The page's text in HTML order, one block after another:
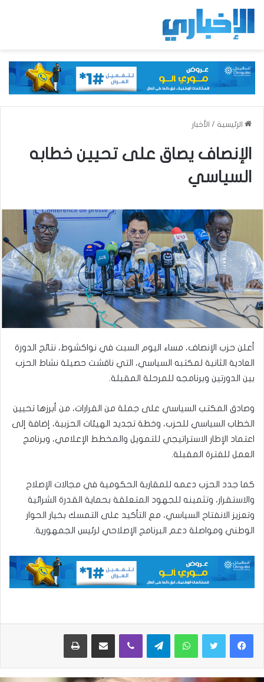
الرئيسية / الأخبار
الإنصاف يصاق على تحيين خطابه
السياسي
أعلن حزب الإنصاف، مساء اليوم السبت في نواكشوط، نتائج الدورة
العادية الثانية لمكتبه السياسي، التي ناقشت حصيلة نشاط الحزب
بين الدورتين وبرنامجه للمرحلة المقبلة.
وصادق المكتب السياسي على جملة من القرارات، من أبرزها تحيين
الخطاب السياسي للحزب، وخطة تجديد الهيئات الحزبية، إضافة إلى
اعتماد الإطار الاستراتيجي للتمويل والمخطط الإعلامي، وبرنامج
العمل للفترة المقبلة.
كما جدد الحزب دعمه للمقاربة الحكومية في مجالات الإصلاح
والاستقرار، وتثمينه للجهود المتعلقة بحماية القدرة الشرائية
وتعزيز الانفتاح السياسي، مع التأكيد على التمسك بخيار الحوار
الوطني ومواصلة دعم البرنامج الإصلاحي لرئيس الجمهورية.
واتساب تيلقرام ڤايبر مشاركة عبر البريد طباعة